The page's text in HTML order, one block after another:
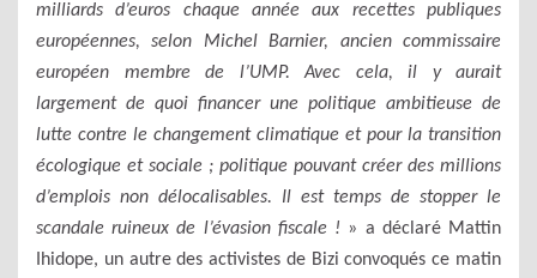
milliards d’euros chaque année aux recettes publiques
européennes, selon Michel Barnier, ancien commissaire
européen membre de l’UMP. Avec cela, il y aurait
largement de quoi financer une politique ambitieuse de
lutte contre le changement climatique et pour la transition
écologique et sociale ; politique pouvant créer des millions
d’emplois non délocalisables. Il est temps de stopper le
scandale ruineux de l’évasion fiscale ! » a déclaré Mattin
Ihidope, un autre des activistes de Bizi convoqués ce matin